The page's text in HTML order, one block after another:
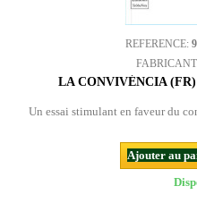
REFERENCE:
LA CONVIVÉNCIA
Un essai stimulant en faveur du
Ajouter au